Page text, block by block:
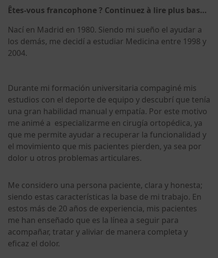
Êtes-vous francophone ? Continuez à lire plus bas…
Nací en Madrid en 1980. Siendo mi sueño el ayudar a
los demás, me decidí a estudiar Medicina entre 1998 y
2004.
Durante mi formación universitaria compaginé mis
estudios con el deporte de equipo y descubrí que tenía
una gran habilidad manual y empatía. Por este motivo
me animé a especializarme en cirugía ortopédica, ya
que me permite ayudar a recuperar la funcionalidad y
el movimiento que mis pacientes pierden, ya sea por
dolor u otros problemas articulares.
Me considero una persona paciente, clara y honesta;
siendo estas características la base de mi trabajo. En
estos más de 20 años de experiencia, mis pacientes
me han enseñado que es la línea a seguir para
acompañar, tratar y aliviar de manera completa y
eficaz el dolor.